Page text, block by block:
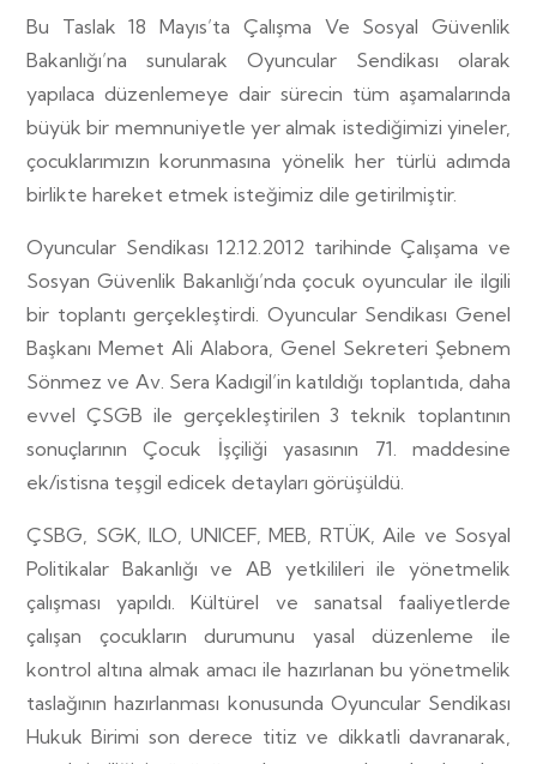
Bu Taslak 18 Mayıs’ta Çalışma Ve Sosyal Güvenlik
Bakanlığı’na sunularak Oyuncular Sendikası olarak
yapılaca düzenlemeye dair sürecin tüm aşamalarında
büyük bir memnuniyetle yer almak istediğimizi yineler,
çocuklarımızın korunmasına yönelik her türlü adımda
birlikte hareket etmek isteğimiz dile getirilmiştir.
Oyuncular Sendikası 12.12.2012 tarihinde Çalışama ve
Sosyan Güvenlik Bakanlığı’nda çocuk oyuncular ile ilgili
bir toplantı gerçekleştirdi. Oyuncular Sendikası Genel
Başkanı Memet Ali Alabora, Genel Sekreteri Şebnem
Sönmez ve Av. Sera Kadıgil’in katıldığı toplantıda, daha
evvel ÇSGB ile gerçekleştirilen 3 teknik toplantının
sonuçlarının Çocuk İşçiliği yasasının 71. maddesine
ek/istisna teşgil edicek detayları görüşüldü.
ÇSBG, SGK, ILO, UNICEF, MEB, RTÜK, Aile ve Sosyal
Politikalar Bakanlığı ve AB yetkilileri ile yönetmelik
çalışması yapıldı. Kültürel ve sanatsal faaliyetlerde
çalışan çocukların durumunu yasal düzenleme ile
kontrol altına almak amacı ile hazırlanan bu yönetmelik
taslağının hazırlanması konusunda Oyuncular Sendikası
Hukuk Birimi son derece titiz ve dikkatli davranarak,